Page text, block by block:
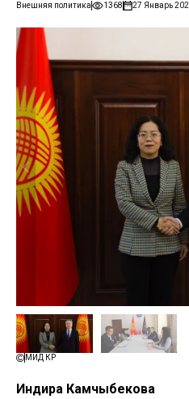
Внешняя политика 1368 27 Январь
МИД КР
Индира Камчыбекова